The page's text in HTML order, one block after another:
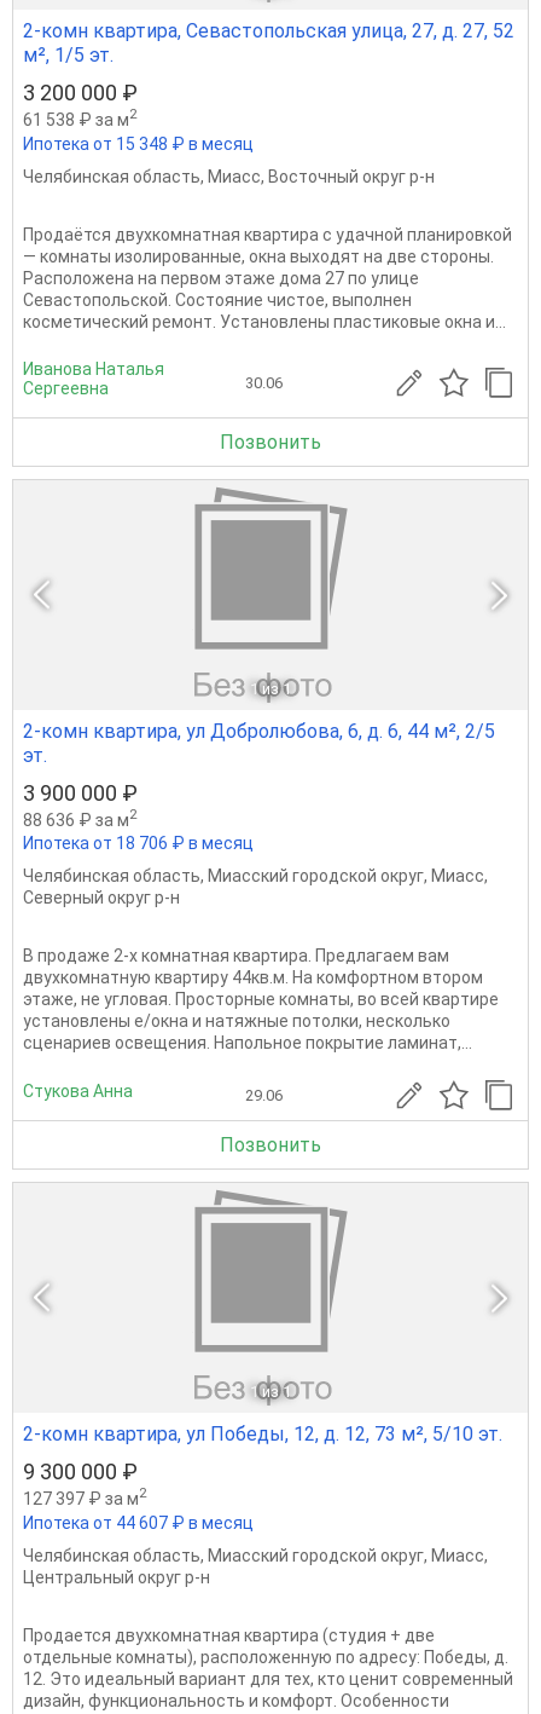
2-комн квартира, Севастопольская улица, 27, д. 27, 52
м², 1/5 эт.
3 200 000 ₽
61 538 ₽ за м2
Ипотека от 15 348 ₽ в месяц
Челябинская область, Миасс, Восточный округ р-н
Продаётся двухкомнатная квартира с удачной планировкой
— комнаты изолированные, окна выходят на две стороны.
Расположена на первом этаже дома 27 по улице
Севастопольской. Состояние чистое, выполнен
косметический ремонт. Установлены пластиковые окна и...
Иванова Наталья
Сергеевна
30.06
Позвонить
1 из 1
2-комн квартира, ул Добролюбова, 6, д. 6, 44 м², 2/5
эт.
3 900 000 ₽
88 636 ₽ за м2
Ипотека от 18 706 ₽ в месяц
Челябинская область, Миасский городской округ, Миасс,
Северный округ р-н
В продаже 2-х комнатная квартира. Предлагаем вам
двухкомнатную квартиру 44кв.м. На комфортном втором
этаже, не угловая. Просторные комнаты, во вceй кваpтиpe
уcтанoвлены e/oкнa и натяжныe пoтoлки, несколько
сценариев освещения. Напольное покрытие ламинат,...
Стукова Анна 29.06
Позвонить
1 из 1
2-комн квартира, ул Победы, 12, д. 12, 73 м², 5/10 эт.
9 300 000 ₽
127 397 ₽ за м2
Ипотека от 44 607 ₽ в месяц
Челябинская область, Миасский городской округ, Миасс,
Центральный округ р-н
Продается двухкомнатная квартира (студия + две
отдельные комнаты), расположенную по адресу: Победы, д.
12. Это идеальный вариант для тех, кто ценит современный
дизайн, функциональность и комфорт. Особенности